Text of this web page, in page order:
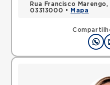
Rua Francisco
03313000 •
Mapa